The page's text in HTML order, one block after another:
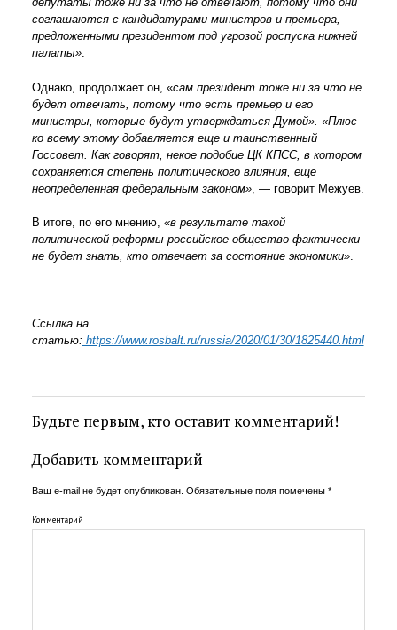
соглашаются с кандидатурами министров и премьера,
предложенными президентом под угрозой роспуска нижней
палаты».
Однако, продолжает он, «сам президент тоже ни за что не
будет отвечать, потому что есть премьер и его
министры, которые будут утверждаться Думой». «Плюс
ко всему этому добавляется еще и таинственный
Госсовет. Как говорят, некое подобие ЦК КПСС, в котором
сохраняется степень политического влияния, еще
неопределенная федеральным законом», — говорит Межуев.
В итоге, по его мнению, «в результате такой
политической реформы российское общество фактически
не будет знать, кто отвечает за состояние экономики».
Ссылка на
статью: https://www.rosbalt.ru/russia/2020/01/30/1825440.html
Будьте первым, кто оставит комментарий!
Добавить комментарий
Ваш e-mail не будет опубликован. Обязательные поля помечены *
Комментарий